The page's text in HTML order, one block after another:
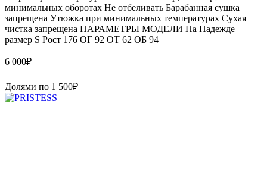
минимальных оборотах Не отбеливать Барабанная сушка
запрещена Утюжка при минимальных температурах Сухая
чистка запрещена ПАРАМЕТРЫ МОДЕЛИ На Надежде
размер S Рост 176 ОГ 92 ОТ 62 ОБ 94
6 000₽
Долями по 1 500₽